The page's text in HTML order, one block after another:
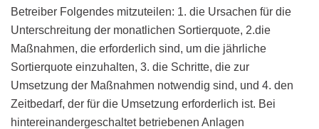
Betreiber Folgendes mitzuteilen: 1. die Ursachen für die
Unterschreitung der monatlichen Sortierquote, 2.die
Maßnahmen, die erforderlich sind, um die jährliche
Sortierquote einzuhalten, 3. die Schritte, die zur
Umsetzung der Maßnahmen notwendig sind, und 4. den
Zeitbedarf, der für die Umsetzung erforderlich ist. Bei
hintereinandergeschaltet betriebenen Anlagen